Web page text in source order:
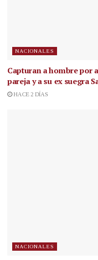
NACIONALES
Capturan a hombre por
pareja y a su ex suegra
HACE 2 DÍAS
NACIONALES